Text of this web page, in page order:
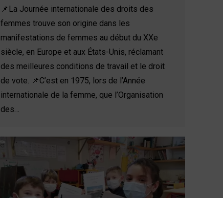
📌La Journée internationale des droits des
femmes trouve son origine dans les
manifestations de femmes au début du XXe
siècle, en Europe et aux États-Unis, réclamant
des meilleures conditions de travail et le droit
de vote. 📌C’est en 1975, lors de l’Année
internationale de la femme, que l’Organisation
des…